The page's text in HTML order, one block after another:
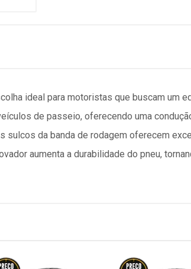
ideal para motoristas que buscam um
de passeio, oferecendo uma
sulcos da banda de rodagem oferecem
aumenta a durabilidade do pneu,